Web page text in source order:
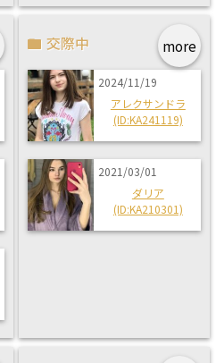
more
交際中
2024/11/19
アレクサンドラ
(ID:KA241119)
2021/03/01
ダリア
(ID:KA210301)